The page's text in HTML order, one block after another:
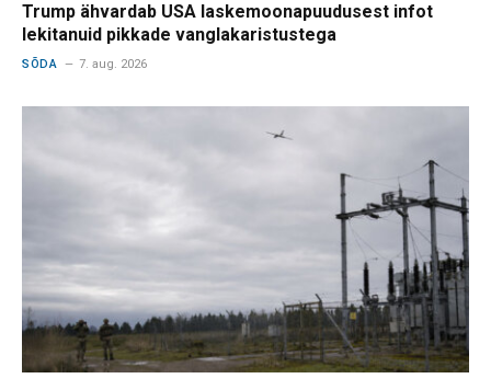
Trump ähvardab USA laskemoonapuudusest infot
lekitanuid pikkade vanglakaristustega
SÕDA 7. aug. 2026